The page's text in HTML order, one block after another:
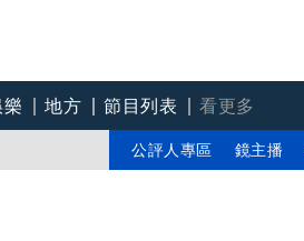
地方 節目列表
看更多
公評人專區 鏡主播